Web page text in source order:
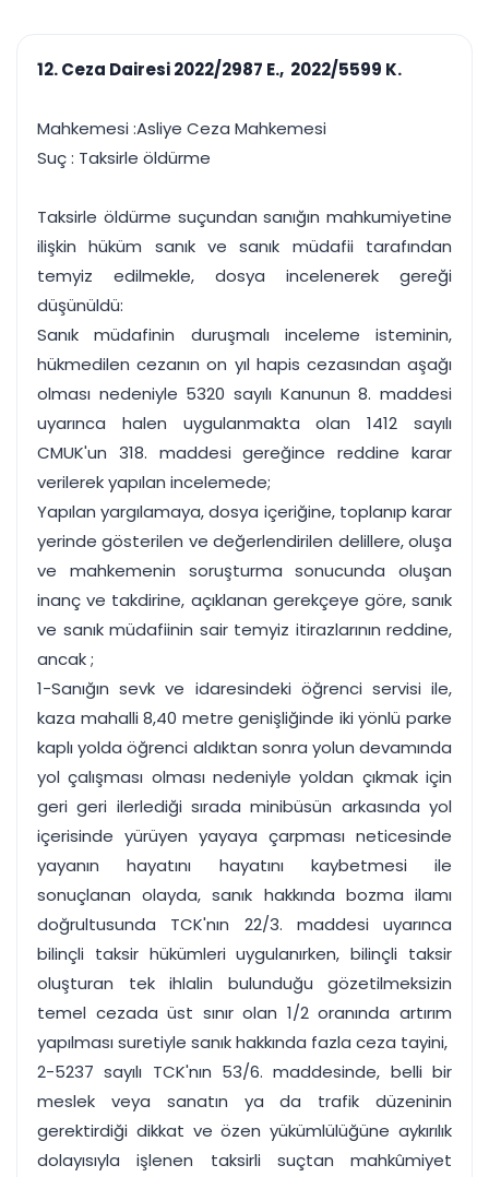
Duruşma ve görev
takvimi
Bildirim
Süreleri asla kaçırmayın
takibi
UYAP & UETS entegrasyonundan finansa, hepsi bir arada.
Tüm özellikleri inceleyin Ücretsiz Başlayın
12. Ceza Dairesi 2022/2987 E., 2022/5599 K.
Mahkemesi :Asliye Ceza Mahkemesi
Suç : Taksirle öldürme
Taksirle öldürme suçundan sanığın mahkumiyetine
ilişkin hüküm sanık ve sanık müdafii tarafından
temyiz edilmekle, dosya incelenerek gereği
düşünüldü:
Sanık müdafinin duruşmalı inceleme isteminin,
hükmedilen cezanın on yıl hapis cezasından aşağı
olması nedeniyle 5320 sayılı Kanunun 8. maddesi
uyarınca halen uygulanmakta olan 1412 sayılı
CMUK'un 318. maddesi gereğince reddine karar
verilerek yapılan incelemede;
Yapılan yargılamaya, dosya içeriğine, toplanıp karar
yerinde gösterilen ve değerlendirilen delillere, oluşa
ve mahkemenin soruşturma sonucunda oluşan
inanç ve takdirine, açıklanan gerekçeye göre, sanık
ve sanık müdafiinin sair temyiz itirazlarının reddine,
ancak ;
1-Sanığın sevk ve idaresindeki öğrenci servisi ile,
kaza mahalli 8,40 metre genişliğinde iki yönlü parke
kaplı yolda öğrenci aldıktan sonra yolun devamında
yol çalışması olması nedeniyle yoldan çıkmak için
geri geri ilerlediği sırada minibüsün arkasında yol
içerisinde yürüyen yayaya çarpması neticesinde
yayanın hayatını hayatını kaybetmesi ile
sonuçlanan olayda, sanık hakkında bozma ilamı
doğrultusunda TCK'nın 22/3. maddesi uyarınca
bilinçli taksir hükümleri uygulanırken, bilinçli taksir
oluşturan tek ihlalin bulunduğu gözetilmeksizin
temel cezada üst sınır olan 1/2 oranında artırım
yapılması suretiyle sanık hakkında fazla ceza tayini,
2-5237 sayılı TCK'nın 53/6. maddesinde, belli bir
meslek veya sanatın ya da trafik düzeninin
gerektirdiği dikkat ve özen yükümlülüğüne aykırılık
dolayısıyla işlenen taksirli suçtan mahkûmiyet